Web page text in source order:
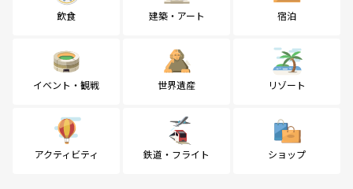
飲食 建築・アート 宿泊
イベント・観戦 世界遺産 リゾート
アクティビティ 鉄道・フライト ショップ